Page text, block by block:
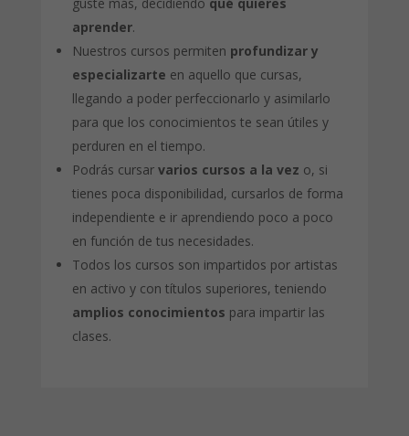
aprender.
Nuestros cursos permiten profundizar y
especializarte en aquello que cursas,
llegando a poder perfeccionarlo y asimilarlo
para que los conocimientos te sean útiles y
perduren en el tiempo.
Podrás cursar varios cursos a la vez o, si
tienes poca disponibilidad, cursarlos de forma
independiente e ir aprendiendo poco a poco
en función de tus necesidades.
Todos los cursos son impartidos por artistas
en activo y con títulos superiores, teniendo
amplios conocimientos para impartir las
clases.